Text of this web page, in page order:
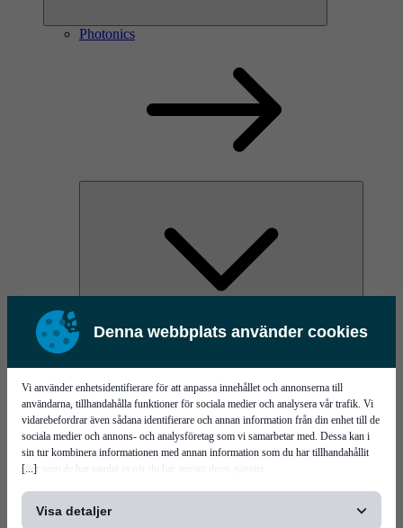
Denna webbplats använder cookies
[...]
Vi använder enhetsidentifierare för att anpassa innehållet och annonserna till
användarna, tillhandahålla funktioner för sociala medier och analysera vår trafik. Vi
vidarebefordrar även sådana identifierare och annan information från din enhet till de
sociala medier och annons- och analysföretag som vi samarbetar med. Dessa kan i
sin tur kombinera informationen med annan information som du har tillhandahållit
eller som de har samlat in när du har använt deras tjänster.
Visa detaljer
Photonics
AOC
Silicon Photonics
TO-TOSA/ROSA
Microwave & RF